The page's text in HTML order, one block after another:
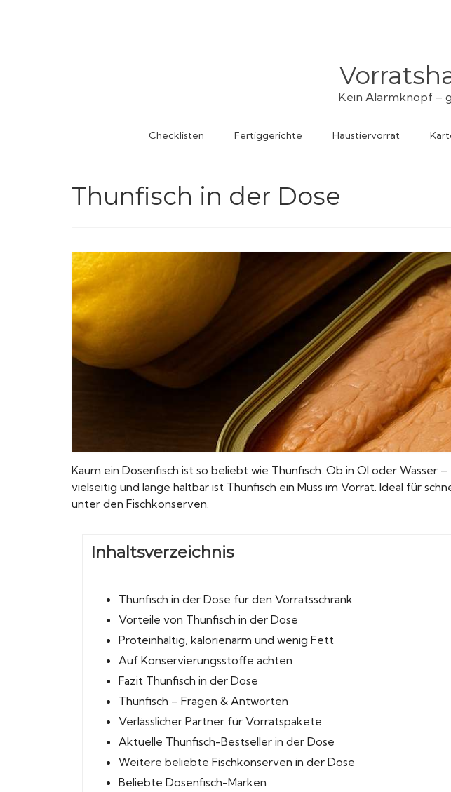
Kein Alarmknopf –
Checklisten Fertiggerichte Haustiervorrat
Thunfisch in der Dose
Kaum ein Dosenfisch ist so beliebt wie Thunfisch. Ob in Öl oder Wasser
vielseitig und lange haltbar ist Thunfisch ein Muss im Vorrat. Ideal für
unter den Fischkonserven.
Inhaltsverzeichnis
Thunfisch in der Dose für den Vorratsschrank
Vorteile von Thunfisch in der Dose
Proteinhaltig, kalorienarm und wenig Fett
Auf Konservierungsstoffe achten
Fazit Thunfisch in der Dose
Thunfisch – Fragen & Antworten
Verlässlicher Partner für Vorratspakete
Aktuelle Thunfisch-Bestseller in der Dose
Weitere beliebte Fischkonserven in der Dose
Beliebte Dosenfisch-Marken